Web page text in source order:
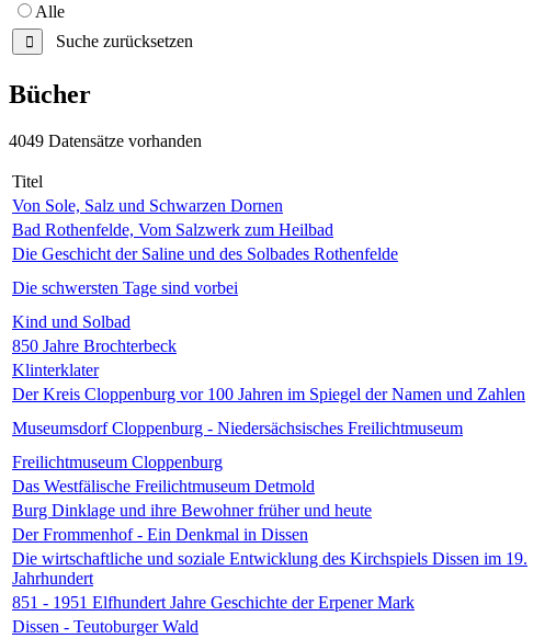
Alle
Suche zurücksetzen
Bücher
4049 Datensätze vorhanden
Titel
Von Sole, Salz und Schwarzen Dornen
Bad Rothenfelde, Vom Salzwerk zum Heilbad
Die Geschicht der Saline und des Solbades Rothenfelde
Die schwersten Tage sind vorbei
Kind und Solbad
850 Jahre Brochterbeck
Klinterklater
Der Kreis Cloppenburg vor 100 Jahren im Spiegel der Namen und Zahlen
Museumsdorf Cloppenburg - Niedersächsisches Freilichtmuseum
Freilichtmuseum Cloppenburg
Das Westfälische Freilichtmuseum Detmold
Burg Dinklage und ihre Bewohner früher und heute
Der Frommenhof - Ein Denkmal in Dissen
Die wirtschaftliche und soziale Entwicklung des Kirchspiels Dissen im 19.
Jahrhundert
851 - 1951 Elfhundert Jahre Geschichte der Erpener Mark
Dissen - Teutoburger Wald